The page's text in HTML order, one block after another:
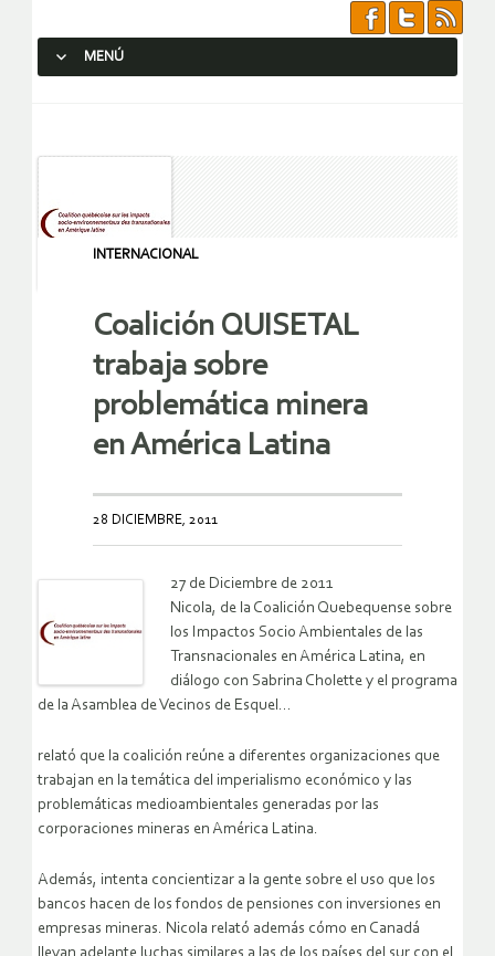
MENÚ
INTERNACIONAL
Coalición QUISETAL
trabaja sobre
problemática minera
en América Latina
28 DICIEMBRE, 2011
27 de Diciembre de 2011
Nicola, de la Coalición Quebequense sobre
los Impactos Socio Ambientales de las
Transnacionales en América Latina, en
diálogo con Sabrina Cholette y el programa
de la Asamblea de Vecinos de Esquel…
relató que la coalición reúne a diferentes organizaciones que
trabajan en la temática del imperialismo económico y las
problemáticas medioambientales generadas por las
corporaciones mineras en América Latina.
Además, intenta concientizar a la gente sobre el uso que los
bancos hacen de los fondos de pensiones con inversiones en
empresas mineras. Nicola relató además cómo en Canadá